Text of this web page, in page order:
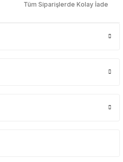
Tüm Siparişlerde Kolay İade